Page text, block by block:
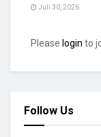
Juli 30, 2026
Please login to
Follow Us